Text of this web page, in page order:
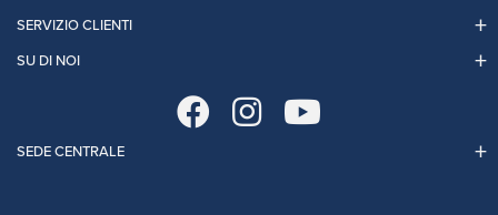
SERVIZIO CLIENTI
SU DI NOI
SEDE CENTRALE